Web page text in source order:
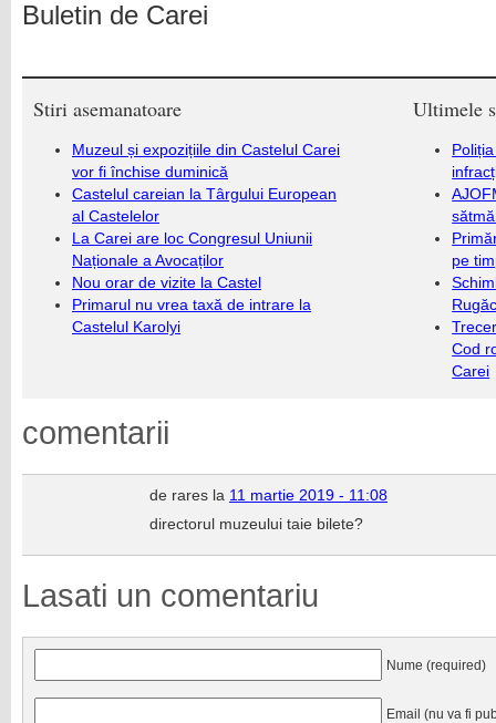
Buletin de Carei
Stiri asemanatoare
Muzeul și expozițiile din Castelul Carei
vor fi închise duminică
Castelul careian la Târgului European
al Castelelor
La Carei are loc Congresul Uniunii
Naționale a Avocaților
Nou orar de vizite la Castel
Primarul nu vrea taxă de intrare la
Castelul Karolyi
Ultimele
pe
Cod
Carei
comentarii
de rares la 11 martie 2019 - 11:08
directorul muzeului taie bilete?
Lasati un comentariu
Nume (required)
Email (nu va fi